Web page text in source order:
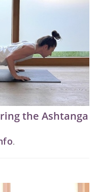
the Ashtanga
.